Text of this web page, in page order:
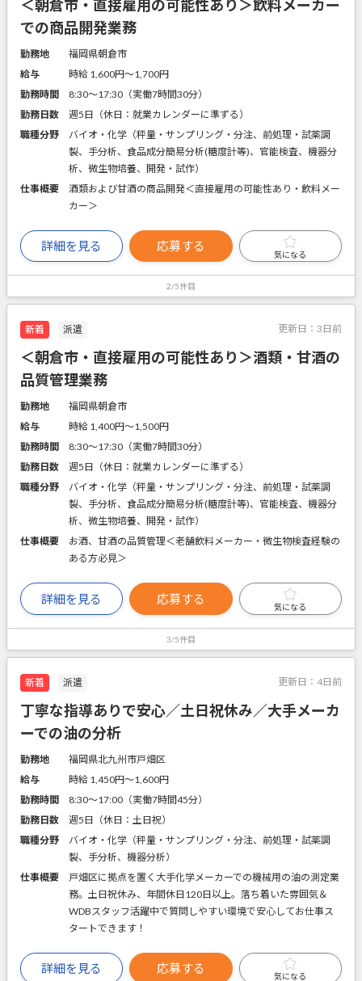
＜朝倉市・直接雇用の可能性あり＞飲料メーカー
での商品開発業務
勤務地
福岡県朝倉市
給与
時給 1,600円〜1,700円
勤務時間
8:30～17:30（実働7時間30分）
勤務日数
週5日（休日：就業カレンダーに準ずる）
職種分野
バイオ・化学（秤量・サンプリング・分注、前処理・試薬調
製、手分析、食品成分簡易分析(糖度計等)、官能検査、機器分
析、微生物培養、開発・試作）
仕事概要
酒類および甘酒の商品開発＜直接雇用の可能性あり・飲料メー
カー＞
詳細を見る 応募する
気になる
2/5件目
新着 派遣 更新日： 3日前
＜朝倉市・直接雇用の可能性あり＞酒類・甘酒の
品質管理業務
勤務地
福岡県朝倉市
給与
時給 1,400円〜1,500円
勤務時間
8:30～17:30（実働7時間30分）
勤務日数
週5日（休日：就業カレンダーに準ずる）
職種分野
バイオ・化学（秤量・サンプリング・分注、前処理・試薬調
製、手分析、食品成分簡易分析(糖度計等)、官能検査、機器分
析、微生物培養、開発・試作）
仕事概要
お酒、甘酒の品質管理＜老舗飲料メーカー・微生物検査経験の
ある方必見＞
詳細を見る 応募する
気になる
3/5件目
新着 派遣 更新日： 4日前
丁寧な指導ありで安心／土日祝休み／大手メーカ
ーでの油の分析
勤務地
福岡県北九州市戸畑区
給与
時給 1,450円〜1,600円
勤務時間
8:30～17:00（実働7時間45分）
勤務日数
週5日（休日：土日祝）
職種分野
バイオ・化学（秤量・サンプリング・分注、前処理・試薬調
製、手分析、機器分析）
仕事概要
戸畑区に拠点を置く大手化学メーカーでの機械用の油の測定業
務。土日祝休み、年間休日120日以上。落ち着いた雰囲気＆
WDBスタッフ活躍中で質問しやすい環境で安心してお仕事ス
タートできます！
詳細を見る 応募する
気になる